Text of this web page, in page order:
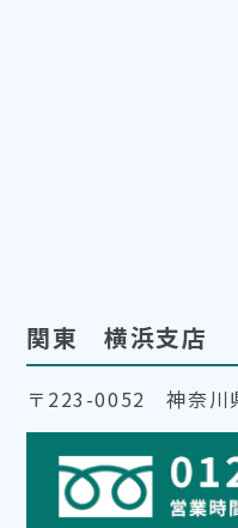
関東 横浜支店
〒223-0052 神奈川